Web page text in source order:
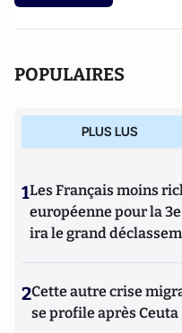
POPULAIRES
PLUS LUS
1Les Français moins
européenne pour la
ira le grand
2Cette autre crise
se profile après Ceuta